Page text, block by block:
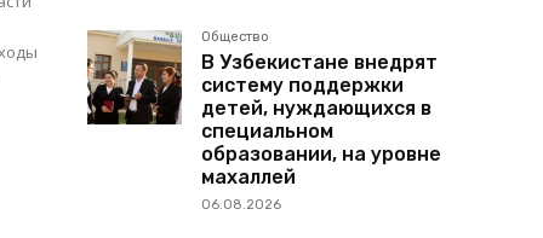
Общество
В Узбекистане внедрят
систему поддержки
детей, нуждающихся в
специальном
образовании, на уровне
махаллей
06.08.2026